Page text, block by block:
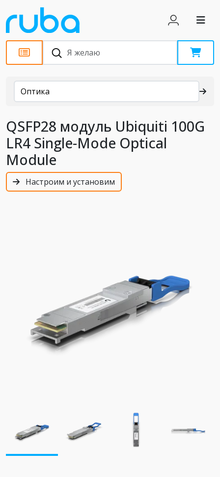
Каталог
Оптика
QSFP28 модуль Ubiquiti 100G
LR4 Single-Mode Optical
Module
Настроим и установим